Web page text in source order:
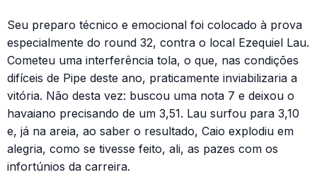
Seu preparo técnico e emocional foi colocado à prova
especialmente do round 32, contra o local Ezequiel Lau.
Cometeu uma interferência tola, o que, nas condições
difíceis de Pipe deste ano, praticamente inviabilizaria a
vitória. Não desta vez: buscou uma nota 7 e deixou o
havaiano precisando de um 3,51. Lau surfou para 3,10
e, já na areia, ao saber o resultado, Caio explodiu em
alegria, como se tivesse feito, ali, as pazes com os
infortúnios da carreira.